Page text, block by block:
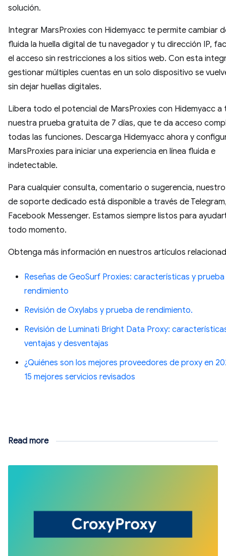
solución.
Integrar MarsProxies con Hidemyacc te permite cambiar
fluida la huella digital de tu navegador y tu dirección IP,
el acceso sin restricciones a los sitios web. Con esta
gestionar múltiples cuentas en un solo dispositivo se
sin dejar huellas digitales.
Libera todo el potencial de MarsProxies con Hidemyacc a
nuestra prueba gratuita de 7 días, que te da acceso
todas las funciones. Descarga Hidemyacc ahora y
MarsProxies para iniciar una experiencia en línea fluida e
indetectable.
Para cualquier consulta, comentario o sugerencia,
de soporte dedicado está disponible a través de
Facebook Messenger. Estamos siempre listos para
todo momento.
Obtenga más información en nuestros artículos
Reseñas de GeoSurf Proxies: características y
rendimiento
Revisión de Oxylabs y prueba de rendimiento.
Revisión de Luminati Bright Data Proxy:
ventajas y desventajas
¿Quiénes son los mejores proveedores de proxy en
15 mejores servicios revisados
Read more